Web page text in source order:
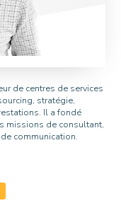
de centres de services
stratégie,
Il a fondé
missions de consultant,
communication.